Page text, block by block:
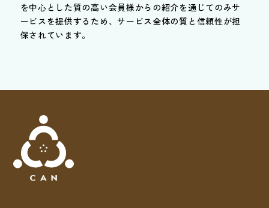
を中心とした質の高い会員様からの紹介を通じてのみサ
ービスを提供するため、サービス全体の質と信頼性が担
保されています。